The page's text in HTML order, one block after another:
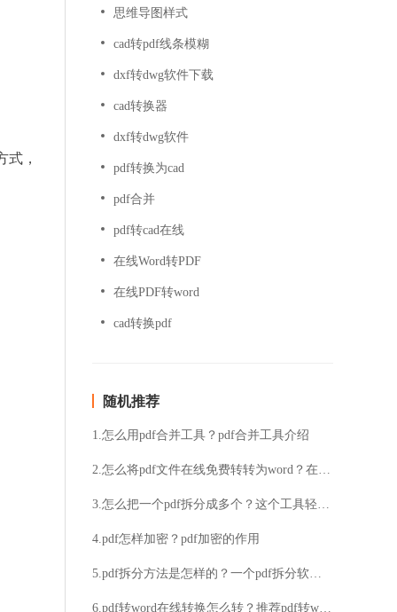
式，
思维导图样式
cad转pdf线条模糊
dxf转dwg软件下载
cad转换器
dxf转dwg软件
pdf转换为cad
pdf合并
pdf转cad在线
在线Word转PDF
在线PDF转word
cad转换pdf
随机推荐
1.怎么用pdf合并工具？pdf合并工具介绍
2.怎么将pdf文件在线免费转转为word？在线免费pdf转word格式的方法
3.怎么把一个pdf拆分成多个？这个工具轻松搞定pdf拆分！
4.pdf怎样加密？pdf加密的作用
5.pdf拆分方法是怎样的？一个pdf拆分软件就能搞定！
6.pdf转word在线转换怎么转？推荐pdf转word的两种方法